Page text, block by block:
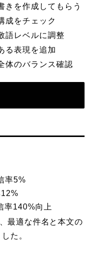
きを作成してもらう
成をチェック
語レベルに調整
る表現を追加
体のバランス確認
率5%
率140%向上
最適な件名と本文の
た。